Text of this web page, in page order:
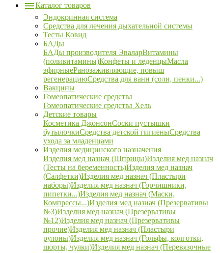
Каталог товаров
Эндокринная система
Средства для лечения дыхательной системы
Тесты Ковид
БАДы
БАДы производителя ЭваларВитамины
(поливитамины)Конфеты и леденцыМасла
эфирныеРанозаживляющие, повыш
регенерациюСредства для ванн (соли, пенки...)
Вакцины
Гомеопатические средства
Гомеопатические средства Хель
Детские товары
Косметика ДжонсонСоски пустышки
бутылочкиСредства детской гигиеныСредства
ухода за младенцами
Изделия медицинского назначения
Изделия мед назнач (Шприцы)Изделия мед назнач
(Тесты на беременность)Изделия мед назнач
(Салфетки)Изделия мед назнач (Пластыри
наборы)Изделия мед назнач (Горчишники,
пипетки...)Изделия мед назнач (Маски,
Компрессы...)Изделия мед назнач (Презервативы
№3)Изделия мед назнач (Презервативы
№12)Изделия мед назнач (Презервативы
прочие)Изделия мед назнач (Пластыри
рулоны)Изделия мед назнач (Гольфы, колготки,
шорты, чулки)Изделия мед назнач (Перевязочные